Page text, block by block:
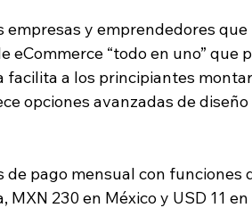
y emprendedores
eCommerce “todo en uno” que
facilita a los principiantes
opciones avanzadas de diseño
pago mensual con funciones
MXN 230 en México y USD 11